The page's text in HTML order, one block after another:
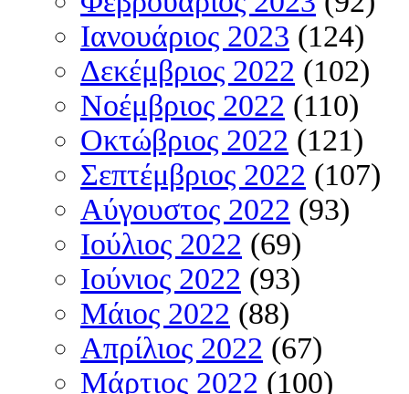
Ιανουάριος 2023 (124)
Δεκέμβριος 2022 (102)
Νοέμβριος 2022 (110)
Οκτώβριος 2022 (121)
Σεπτέμβριος 2022 (107)
Αύγουστος 2022 (93)
Ιούλιος 2022 (69)
Ιούνιος 2022 (93)
Μάιος 2022 (88)
Απρίλιος 2022 (67)
Μάρτιος 2022 (100)